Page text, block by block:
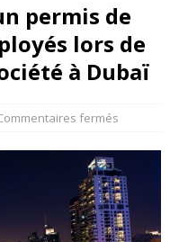
permis de
lors de
à Dubaï
fermés